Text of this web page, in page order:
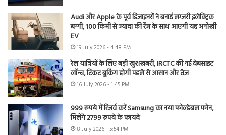
Audi और Apple के पूर्व डिजाइनरों ने बनाई लग्जरी इलेक्ट्रिक
बग्गी, 100 किमी से ज्यादा की रेंज के साथ आएगी यह अनोखी
EV
19 July 2026 - 4:48 PM
रेल यात्रियों के लिए बड़ी खुशखबरी, IRCTC की नई वेबसाइट
लॉन्च, टिकट बुकिंग होगी पहले से आसान और तेज
16 July 2026 - 1:45 PM
999 रुपये में रिजर्व करें Samsung का नया फोल्डेबल फोन,
मिलेंगे 2799 रुपये के फायदे
8 July 2026 - 5:54 PM